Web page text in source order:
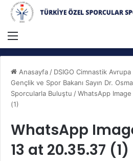
Anasayfa/ DSIGO Cimnastik
Gençlik ve Spor Bakanı Sayın Dr.
Sporcularla Buluştu /WhatsApp
(1)
WhatsApp
13 at 20.35.37 (1)